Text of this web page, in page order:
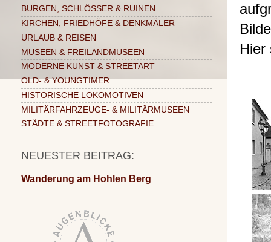
Hier
BURGEN, SCHLÖSSER & RUINEN
KIRCHEN, FRIEDHÖFE & DENKMÄLER
URLAUB & REISEN
MUSEEN & FREILANDMUSEEN
MODERNE KUNST & STREETART
OLD- & YOUNGTIMER
HISTORISCHE LOKOMOTIVEN
MILITÄRFAHRZEUGE- & MILITÄRMUSEEN
STÄDTE & STREETFOTOGRAFIE
NEUESTER BEITRAG:
Wanderung am Hohlen Berg